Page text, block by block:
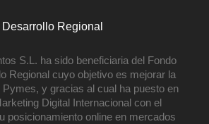
Regional
S.L. ha sido beneficiaria del Fondo
Regional cuyo objetivo es mejorar la
y gracias al cual ha puesto en
Digital Internacional con el
posicionamiento online en mercados